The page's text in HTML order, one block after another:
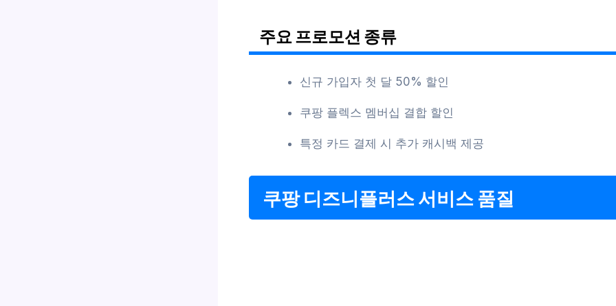
주요 프로모션 종류
신규 가입자 첫 달 50% 할인
쿠팡 플렉스 멤버십 결합 할인
특정 카드 결제 시 추가 캐시백 제공
쿠팡 디즈니플러스 서비스 품질